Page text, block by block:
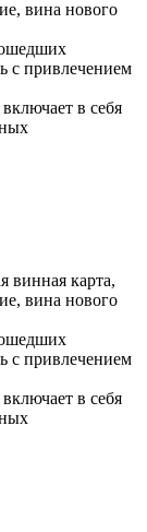
вина нового
с привлечением
в себя
винная карта,
вина нового
с привлечением
в себя